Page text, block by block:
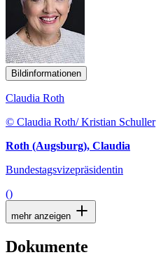
Bildinformationen
Claudia Roth
© Claudia Roth/ Kristian Schuller
Roth (Augsburg), Claudia
Bundestagsvizepräsidentin
()
mehr anzeigen
Dokumente